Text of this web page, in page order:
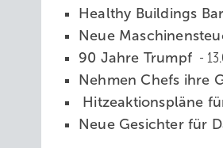
Healthy Buildings
Neue
90 Jahre Trumpf
Nehmen Chefs ihre
Hitzeaktionspläne
Neue Gesichter für